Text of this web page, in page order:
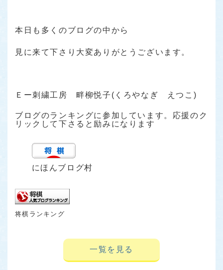
本日も多くのブログの中から
見に来て下さり大変ありがとうございます。
Ｅー刺繍工房 畔柳悦子(くろやなぎ えつこ)
ブログのランキングに参加しています。応援のク
リックして下さると励みになります
にほんブログ村
将棋ランキング
一覧を見る